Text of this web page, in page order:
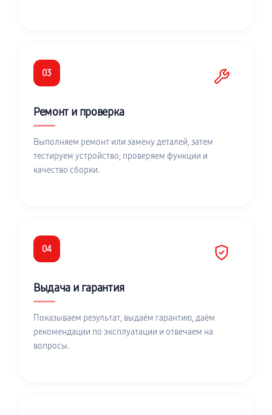
03
Ремонт и проверка
Выполняем ремонт или замену деталей, затем
тестируем устройство, проверяем функции и
качество сборки.
04
Выдача и гарантия
Показываем результат, выдаём гарантию, даём
рекомендации по эксплуатации и отвечаем на
вопросы.